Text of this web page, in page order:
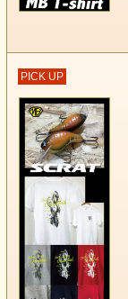
PICK UP